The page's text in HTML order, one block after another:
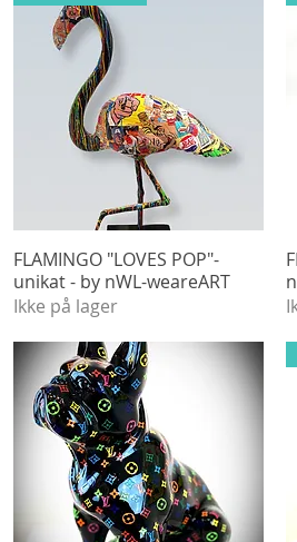
Hurtigvisning
FLAMINGO "LOVES POP"-
unikat - by nWL-weareART
Ikke på lager